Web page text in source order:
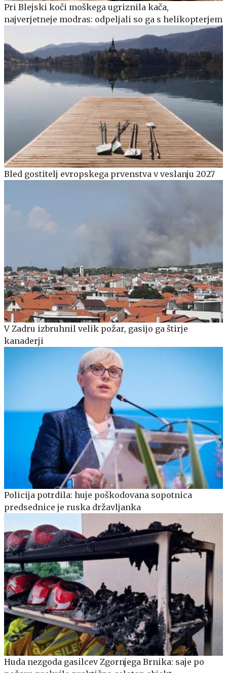
Pri Blejski koči moškega ugriznila kača,
najverjetneje modras: odpeljali so ga s helikopterjem
Bled gostitelj evropskega prvenstva v veslanju 2027
V Zadru izbruhnil velik požar, gasijo ga štirje
kanaderji
Policija potrdila: huje poškodovana sopotnica
predsednice je ruska državljanka
Huda nezgoda gasilcev Zgornjega Brnika: saje po